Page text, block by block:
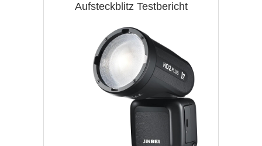
Aufsteckblitz Testbericht